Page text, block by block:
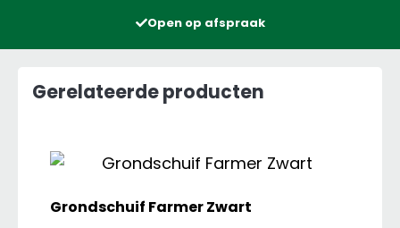
Open op afspraak
Gerelateerde producten
Grondschuif Farmer Zwart